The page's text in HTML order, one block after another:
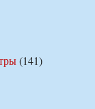
(141)